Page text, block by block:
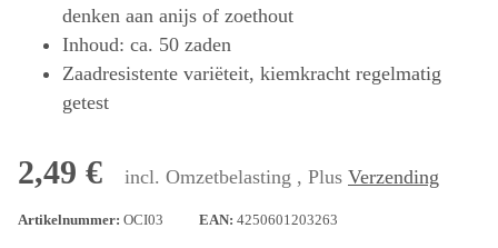
denken aan anijs of zoethout
Inhoud: ca. 50 zaden
Zaadresistente variëteit, kiemkracht regelmatig
getest
2,49 € incl. Omzetbelasting , Plus Verzending
Artikelnummer: OCI03 EAN: 4250601203263